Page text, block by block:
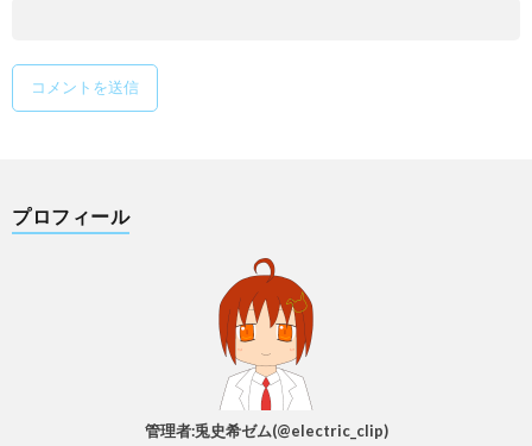
プロフィール
管理者:兎史希ゼム(@electric_clip)